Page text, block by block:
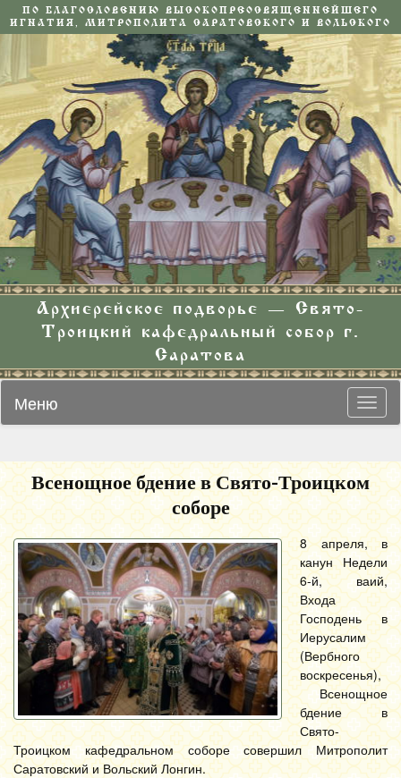
ПО БЛАГОСЛОВЕНИЮ ВЫСОКОПРЕОСВЯЩЕННЕЙШЕГО
ИГНАТИЯ, МИТРОПОЛИТА САРАТОВСКОГО И ВОЛЬСКОГО
Архиерейское подворье — Свято-
Троицкий кафедральный собор г.
Саратова
Меню
Всенощное бдение в Свято-Троицком
соборе
8 апреля, в
канун Недели
6-й, ваий,
Входа
Господень в
Иерусалим
(Вербного
воскресенья),
Всенощное
бдение в
Свято-
Троицком кафедральном соборе совершил Митрополит
Саратовский и Вольский Лонгин.